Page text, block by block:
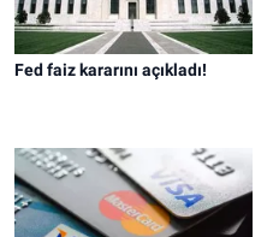
Fed faiz kararını açıkladı!